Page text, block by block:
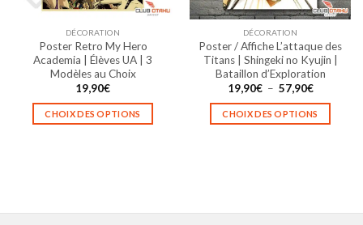
sur
page
du
produit
sur
la
page
du
produit
DÉCORATION
Poster Retro My Hero
Academia | Élèves UA | 3
Modèles au Choix
19,90€
CHOIX DES OPTIONS
Les
DÉCORATION
Poster / Affiche L’attaque des
Titans | Shingeki no Kyujin |
Bataillon d’Exploration
19,90€ – 57,90€Plage
prix :
19,90€
CHOIX DES OPTIONS
Les